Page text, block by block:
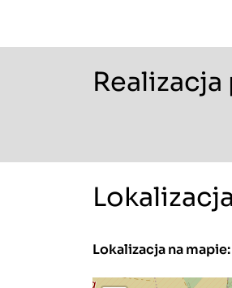
Lokalizacja na mapie: